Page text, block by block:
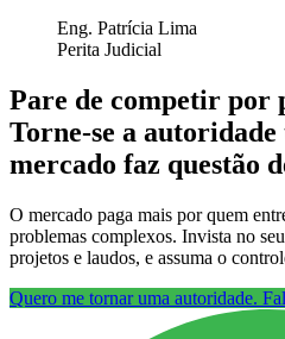
Eng. Patrícia Lima
Perita Judicial
Pare de competir por
Torne-se a autoridade
mercado faz questão
O mercado paga mais por quem
problemas complexos. Invista no
projetos e laudos, e assuma o
Quero me tornar uma autoridade.